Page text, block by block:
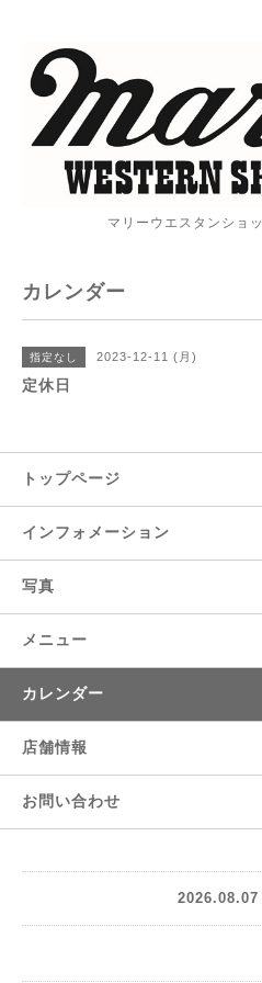
マリーウエスタンショ
カレンダー
指定なし 2023-12-11 (月)
定休日
トップページ
インフォメーション
写真
メニュー
カレンダー
店舗情報
お問い合わせ